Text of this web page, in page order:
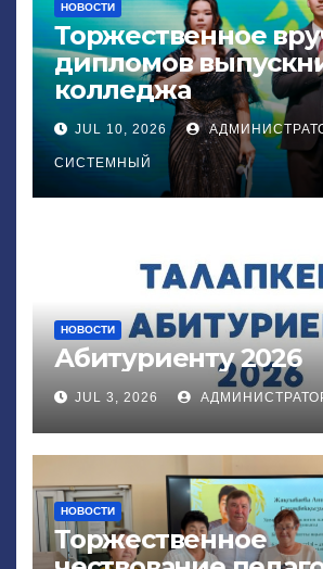
НОВОСТИ
Торжественное
дипломов
колледжа
JUL 10, 2026
СИСТЕМНЫЙ
НОВОСТИ
Абитуриенту 2026
JUL 3, 2026
НОВОСТИ
Торжественное